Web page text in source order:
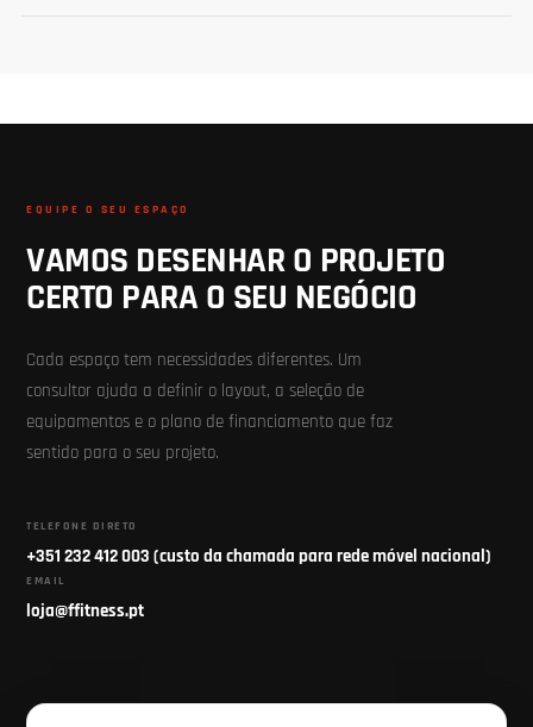
EQUIPE O SEU ESPAÇO
VAMOS DESENHAR O PROJETO
CERTO PARA O SEU NEGÓCIO
Cada espaço tem necessidades diferentes. Um
consultor ajuda a definir o layout, a seleção de
equipamentos e o plano de financiamento que faz
sentido para o seu projeto.
TELEFONE DIRETO
+351 232 412 003 (custo da chamada para rede móvel nacional)
EMAIL
loja@ffitness.pt